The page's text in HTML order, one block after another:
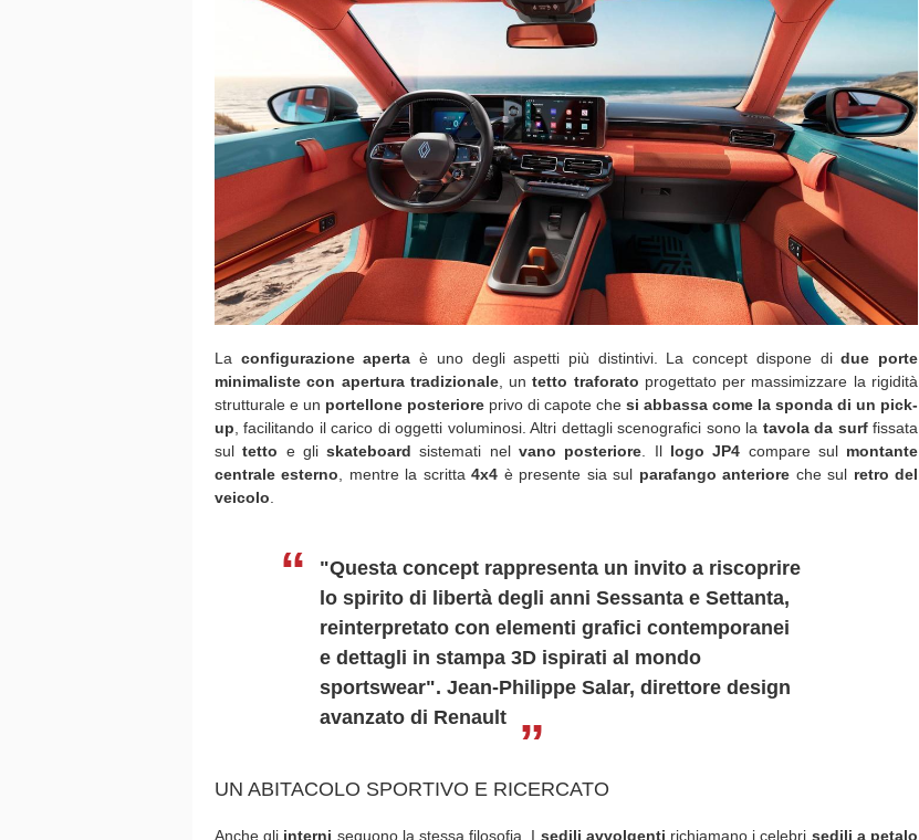
La configurazione aperta è uno degli aspetti più distintivi. La concept dispone didue porte
minimaliste con apertura tradizionale, untetto traforato progettato per massimizzare la rigidità
strutturale e un portellone posteriore privo di capote che si abbassa come la sponda di un pick-
up , facilitando il carico di oggetti voluminosi. Altri dettagli scenografici sono la tavola da surffissata
sultetto e gliskateboardsistemati nelvano posteriore . Il logo JP4 compare sul montante
centrale esterno , mentre la scritta4x4 è presente sia sul parafango anteriore che sul retro del
veicolo
"Questa concept rappresenta un invito a riscoprire
lo spirito di libertà degli anni Sessanta e Settanta,
reinterpretato con elementi grafici contemporanei
e dettagli in stampa 3D ispirati al mondo
sportswear". Jean-Philippe Salar, direttore design
avanzato di Renault
UN ABITACOLO SPORTIVO E RICERCATO
Anche gli interni seguono la stessa filosofia. I sedili avvolgenti richiamano i celebri sedili a petalo